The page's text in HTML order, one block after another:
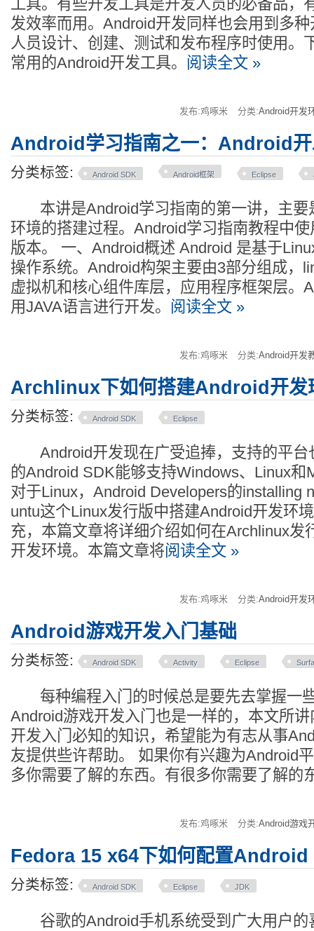
工具。有些开发工具是开发人员的必备品，
发效率而用。Android开发同样也会用到多
人员设计、创建、测试和发布程序时使用。
常用的Android开发工具。 阅读全文 »
发布:鸡啄米 分类:Android开发
Android学习指南之一：Android开
分类标签: Android SDK Android框架 Eclipse
本讲是Android学习指南的第一讲，主要
环境的搭建过程。Android学习指南教程中
版本。 一、Android概述 Android 是基于
操作系统。Android构架主要由3部分组成，
虚拟机和核心组件库层，应用程序框架层。
用JAVA语言进行开发。 阅读全文 »
发布:鸡啄米 分类:Android开发
Archlinux下如何搭建Android开发
分类标签: Android SDK Eclipse
Android开发现在广受追捧，支持的平台
的Android SDK能够支持Windows、Linux和
对于Linux，Android Developers的installing
untu这个Linux发行版中搭建Android开发环
充，本篇文章将详细介绍如何在Archlinux发
开发环境。本篇文章将阅读全文 »
发布:鸡啄米 分类:Android开发
Android游戏开发入门基础
分类标签: Android SDK Activity Eclipse
每种编程入门的时候总是要先去掌握一
Android游戏开发入门也是一样的，本文所
开发入门必知的知识，希望能为有志从事
友提供些许帮助。 如果你有兴趣为Android
多你需要了解的东西。有很多你需要了解的
发布:鸡啄米 分类:Android游戏
Fedora 15 x64下如何配置Android
分类标签: Android SDK Eclipse JDK
谷歌的Android手机系统受到广大用户的